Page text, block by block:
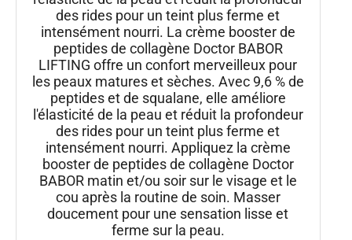
des rides pour un teint plus ferme et
intensément nourri. La crème booster de
peptides de collagène Doctor BABOR
LIFTING offre un confort merveilleux pour
les peaux matures et sèches. Avec 9,6 % de
peptides et de squalane, elle améliore
l'élasticité de la peau et réduit la profondeur
des rides pour un teint plus ferme et
intensément nourri. Appliquez la crème
booster de peptides de collagène Doctor
BABOR matin et/ou soir sur le visage et le
cou après la routine de soin. Masser
doucement pour une sensation lisse et
ferme sur la peau.